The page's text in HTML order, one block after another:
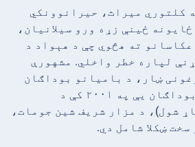
کلتوري میراث، حیرانوونکي
ځینې زړه ورو سیلانیان،
ته هڅوي چې د هېواد د
لپاره خطر واخلي. مشهورې
ښار، د بامیانو بوداګان
(سره له دې چې لوی بوداګان یې په ۲۰۰۱ کې د
شول)، د مزار شریف شین جومات،
ښکلا شامل دي.